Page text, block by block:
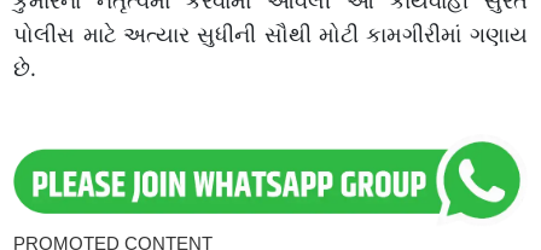
પોલીસ માટે અત્યાર સુધીની સૌથી મોટી કામગીરીમાં ગણાય
છે.